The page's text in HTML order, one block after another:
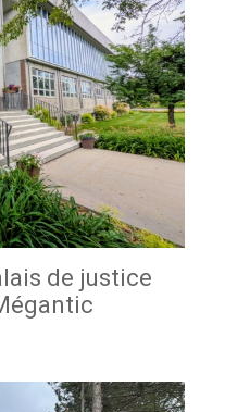
de justice